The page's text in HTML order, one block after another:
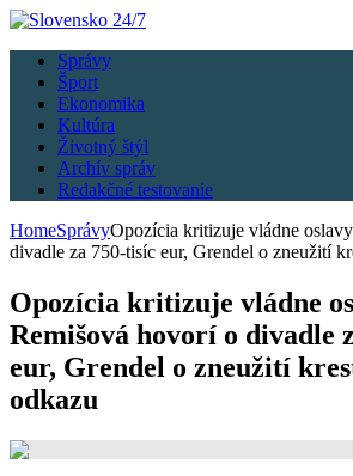
Správy
Šport
Ekonomika
Kultúra
Životný štýl
Archív správ
Redakčné testovanie
HomeSprávyOpozícia kritizuje vládne
divadle za 750-tisíc eur, Grendel o zneužití
Opozícia kritizuje vládne
Remišová hovorí o divadle
eur, Grendel o zneužití
odkazu